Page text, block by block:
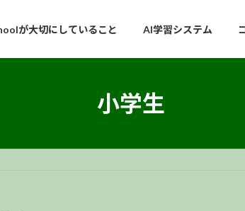
が大切にしていること AI学習システム
小学生